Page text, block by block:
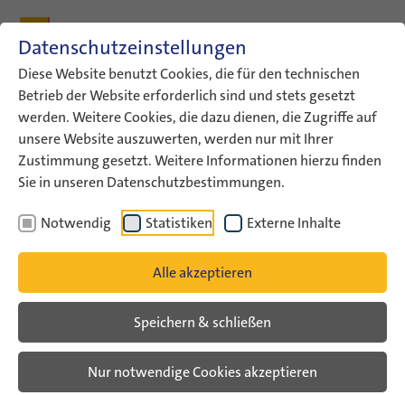
Datenschutzeinstellungen
Diese Website benutzt Cookies, die für den technischen
Betrieb der Website erforderlich sind und stets gesetzt
werden. Weitere Cookies, die dazu dienen, die Zugriffe auf
unsere Website auszuwerten, werden nur mit Ihrer
Zustimmung gesetzt. Weitere Informationen hierzu finden
Sie in unseren Datenschutzbestimmungen.
Notwendig Statistiken Externe Inhalte
Alle akzeptieren
Speichern & schließen
Nur notwendige Cookies akzeptieren
ConAct Aktuelles
YouTopics
OUR PLANET – OUR MISSION: The…
OUR PLANET – OUR MISSION:
The Climate Crisis
*sustainability *ecology *environment
*global warming *climate change *crisis
*consumption *climate activism
Young people have made